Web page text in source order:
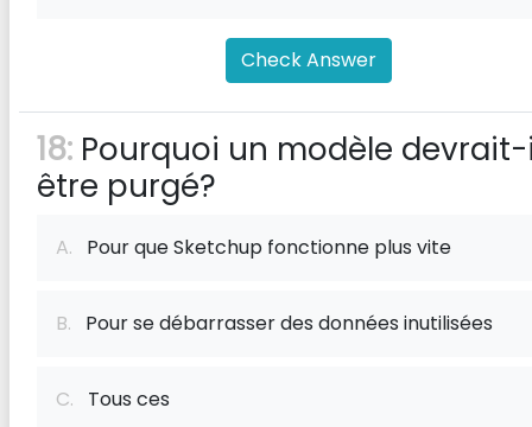
Check Answer
18: Pourquoi un modèle
être purgé?
A. Pour que Sketchup fonctionne plus vite
B. Pour se débarrasser des données inutilisées
C. Tous ces